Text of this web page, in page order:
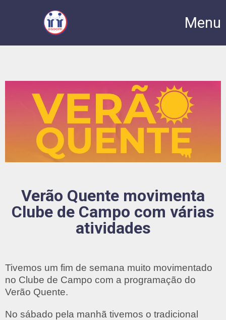
Menu
Verão Quente movimenta
Clube de Campo com várias
atividades
Tivemos um fim de semana muito movimentado
no Clube de Campo com a programação do
Verão Quente.
No sábado pela manhã tivemos o tradicional